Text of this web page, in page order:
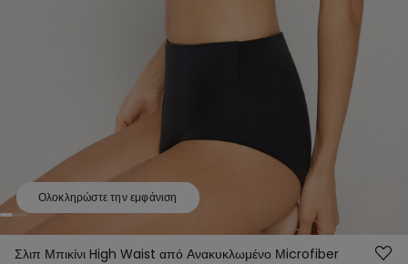
Ολοκληρώστε την εμφάνιση
Σλιπ Μπικίνι High Waist από Ανακυκλωμένο Μicrofiber